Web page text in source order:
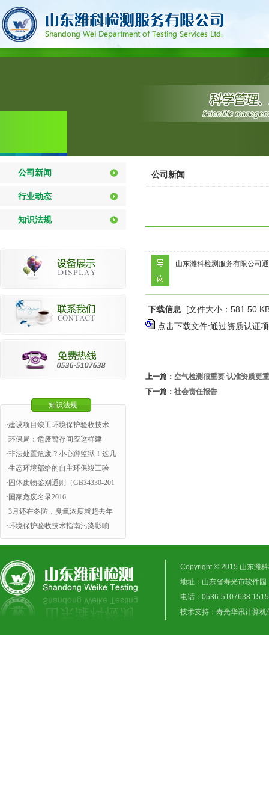
公司新闻
行业动态
知识法规
知识法规
·建设项目竣工环境保护验收技术
·环保局：危废暂存间应这样建
·非法处置危废？小心蹲监狱！这几
·生态环境部给的自主环保竣工验
· 固体废物鉴别通则（GB34330-201
· 国家危废名录2016
·3月还在冬防，臭氧浓度就超去年
·环境保护验收技术指南污染影响
公司新闻
山东潍科检测服务有限公司
下载信息 [文件大小：581.50
点击下载文件:通过资质认证
上一篇： 空气检测很重要 认准资质更
下一篇： 社会责任报告
Copyright © 2015 山东潍
地址：山东省寿光市软件
电话：0536-5107638
技术支持： 寿光华讯计算机